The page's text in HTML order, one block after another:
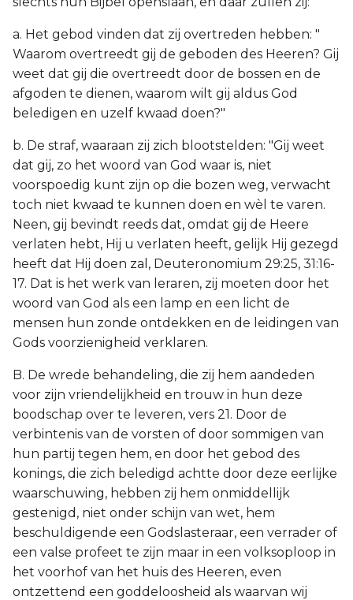
a. Het gebod vinden dat zij overtreden hebben: "
Waarom overtreedt gij de geboden des Heeren? Gij
weet dat gij die overtreedt door de bossen en de
afgoden te dienen, waarom wilt gij aldus God
beledigen en uzelf kwaad doen?"
b. De straf, waaraan zij zich blootstelden: "Gij weet
dat gij, zo het woord van God waar is, niet
voorspoedig kunt zijn op die bozen weg, verwacht
toch niet kwaad te kunnen doen en wèl te varen.
Neen, gij bevindt reeds dat, omdat gij de Heere
verlaten hebt, Hij u verlaten heeft, gelijk Hij gezegd
heeft dat Hij doen zal, Deuteronomium 29:25, 31:16-
17. Dat is het werk van leraren, zij moeten door het
woord van God als een lamp en een licht de
mensen hun zonde ontdekken en de leidingen van
Gods voorzienigheid verklaren.
B. De wrede behandeling, die zij hem aandeden
voor zijn vriendelijkheid en trouw in hun deze
boodschap over te leveren, vers 21. Door de
verbintenis van de vorsten of door sommigen van
hun partij tegen hem, en door het gebod des
konings, die zich beledigd achtte door deze eerlijke
waarschuwing, hebben zij hem onmiddellijk
gestenigd, niet onder schijn van wet, hem
beschuldigende een Godslasteraar, een verrader of
een valse profeet te zijn maar in een volksoploop in
het voorhof van het huis des Heeren, even
ontzettend een goddeloosheid als waarvan wij